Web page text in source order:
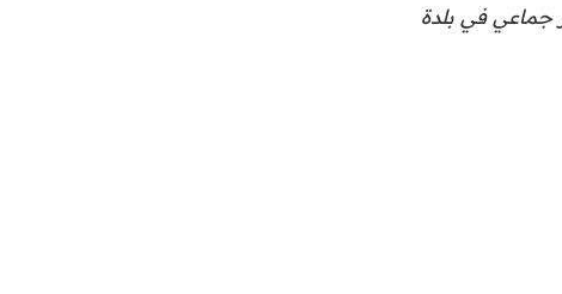
10 آخرون في إطلاق نار جماعي في بلدة